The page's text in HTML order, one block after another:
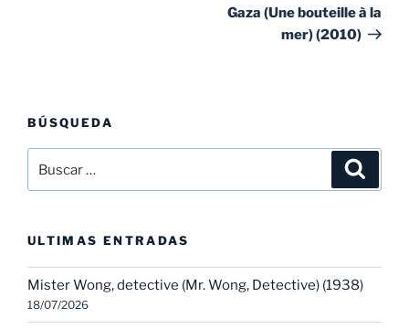
Gaza (Une bouteille à la
mer) (2010)
BÚSQUEDA
por:
ULTIMAS ENTRADAS
Mister Wong, detective (Mr. Wong, Detective) (1938)
18/07/2026